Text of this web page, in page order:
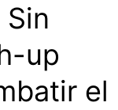
up
el